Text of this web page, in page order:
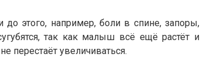
до этого, например, боли в спине, запоры,
так как малыш всё ещё растёт и
перестаёт увеличиваться.